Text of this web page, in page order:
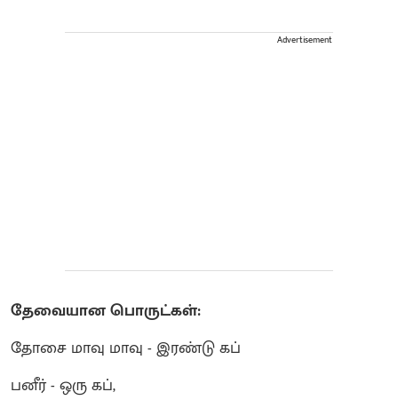
Advertisement
தேவையான பொருட்கள்:
தோசை மாவு மாவு - இரண்டு கப்
பனீர் - ஒரு கப்,